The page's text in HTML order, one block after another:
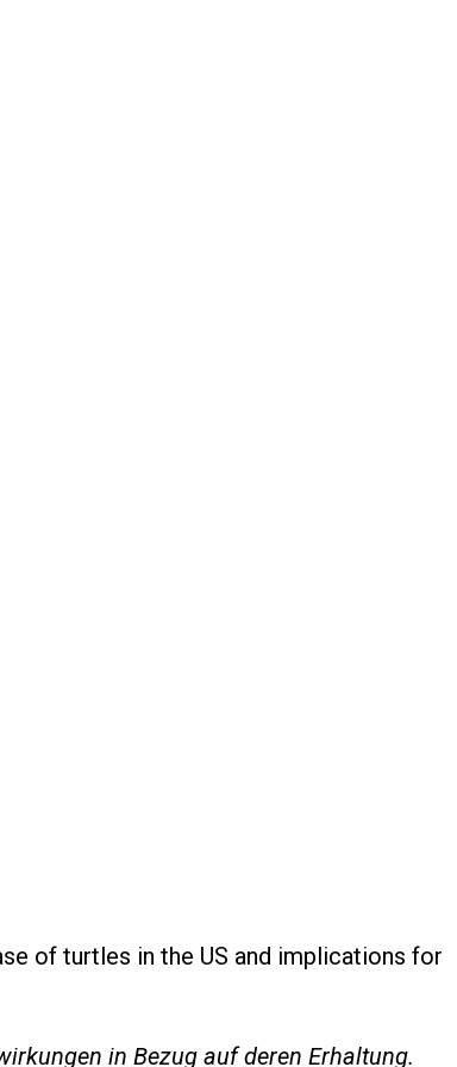
of turtles in the US and implications for
in Bezug auf deren Erhaltung.